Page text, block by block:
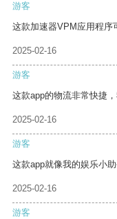
游客
这款加速器VPM应用程序
2025-02-16
游客
这款app的物流非常快捷
2025-02-16
游客
这款app就像我的娱乐小
2025-02-16
游客